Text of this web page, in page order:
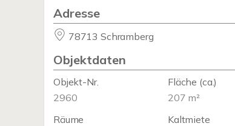
Adresse
78713 Schramberg
Objektdaten
Objekt-Nr.
2960
Fläche (ca.)
207 m²
Räume
Kaltmiete